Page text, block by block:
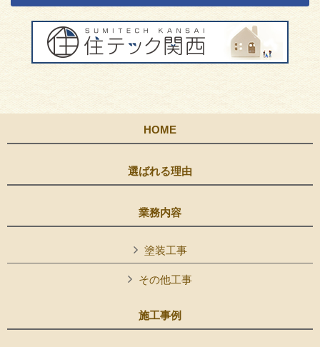
HOME
選ばれる理由
業務内容
塗装工事
その他工事
施工事例